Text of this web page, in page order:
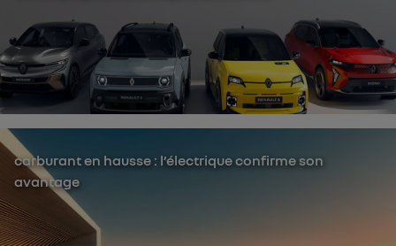
carburant en hausse : l’électrique confirme son
avantage